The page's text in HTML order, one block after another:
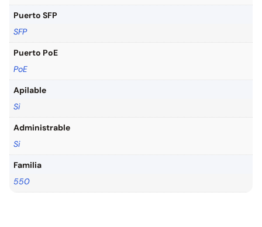
Puerto SFP
SFP
Puerto PoE
PoE
Apilable
Si
Administrable
Si
Familia
550